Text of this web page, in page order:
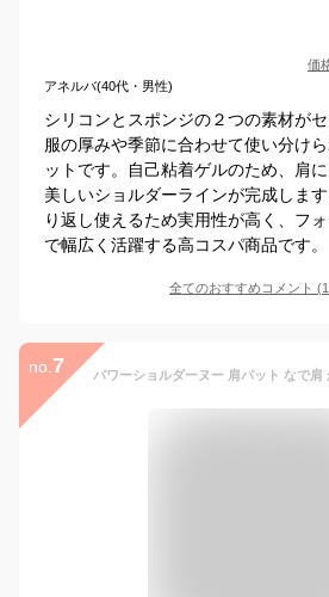
価
アネルバ(40代・男性)
シリコンとスポンジの２つの素材がセ
服の厚みや季節に合わせて使い分け
ットです。自己粘着ゲルのため、肩
美しいショルダーラインが完成しま
り返し使えるため実用性が高く、フ
で幅広く活躍する高コスパ商品です。
全てのおすすめコメント (1
no. 7